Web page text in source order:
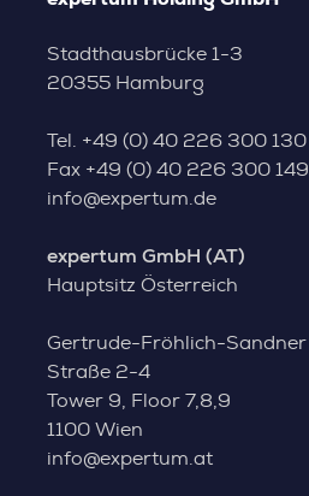
Stadthausbrücke 1-3
20355 Hamburg
Tel. +49 (0) 40 226 300 130
Fax +49 (0) 40 226 300 149
info@expertum.de
expertum GmbH (AT)
Hauptsitz Österreich
Gertrude-Fröhlich-Sandner
Straße 2-4
Tower 9, Floor 7,8,9
1100 Wien
info@expertum.at